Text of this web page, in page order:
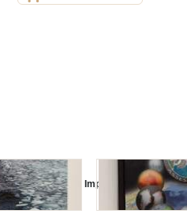
Arctic Climate Impact Assessment